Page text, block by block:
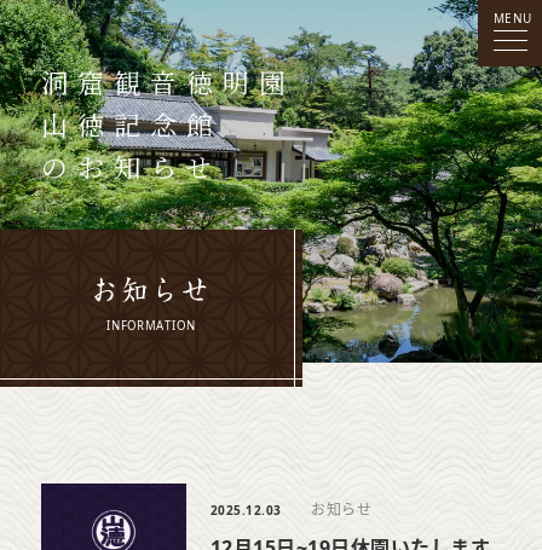
MENU
洞窟観音徳明園
山徳記念館
のお知らせ
お知らせ
INFORMATION
2025.12.03 お知らせ